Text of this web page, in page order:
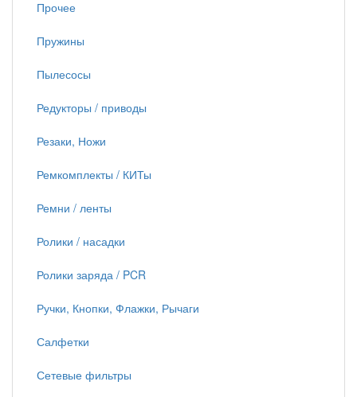
Прочее
Пружины
Пылесосы
Редукторы / приводы
Резаки, Ножи
Ремкомплекты / КИТы
Ремни / ленты
Ролики / насадки
Ролики заряда / PCR
Ручки, Кнопки, Флажки, Рычаги
Салфетки
Сетевые фильтры